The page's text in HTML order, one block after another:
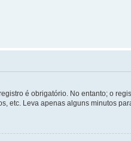
é obrigatório. No entanto; o
etc. Leva apenas alguns minutos